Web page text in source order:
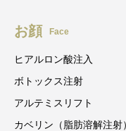
お顔 Face
ヒアルロン酸注入
ボトックス注射
アルテミスリフト
カベリン（脂肪溶解注射）